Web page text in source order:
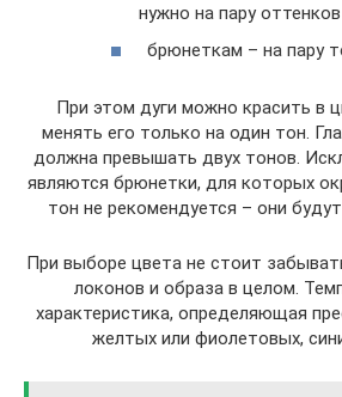
нужно на пару
брюнеткам – на пару
При этом дуги можно красить в
менять его только на один тон.
должна превышать двух тонов.
являются брюнетки, для которых
тон не рекомендуется – они
При выборе цвета не стоит
локонов и образа в целом.
характеристика, определяющая
желтых или фиолетовых,